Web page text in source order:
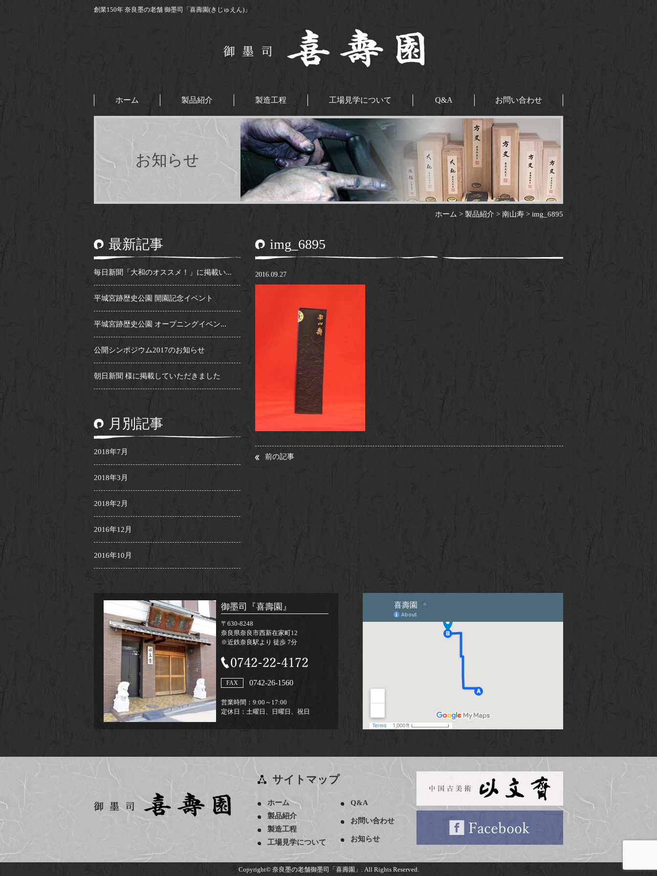
創業150年 奈良墨の老舗 御墨司「喜壽園(きじゅえん)」
ホーム 製品紹介 製造工程 工場見学について Q&A お問い合わせ
お知らせ
ホーム > 製品紹介 > 南山寿 > img_6895
img_6895
2016.09.27
前の記事
最新記事
毎日新聞「大和のオススメ！」に掲載い...
平城宮跡歴史公園 開園記念イベント
平城宮跡歴史公園 オープニングイベン...
公開シンポジウム2017のお知らせ
朝日新聞 様に掲載していただきました
月別記事
2018年7月
2018年3月
2018年2月
2016年12月
2016年10月
御墨司『喜壽園』
〒630-8248
奈良県奈良市西新在家町12
※近鉄奈良駅より 徒歩 7分
FAX 0742-26-1560
営業時間： 9:00～17:00
定休日： 土曜日、日曜日、祝日
サイトマップ
ホーム
製品紹介
製造工程
工場見学について
Q&A
お問い合わせ
お知らせ
Copyright© 奈良墨の老舗御墨司「喜壽園」.All Rights Reserved.